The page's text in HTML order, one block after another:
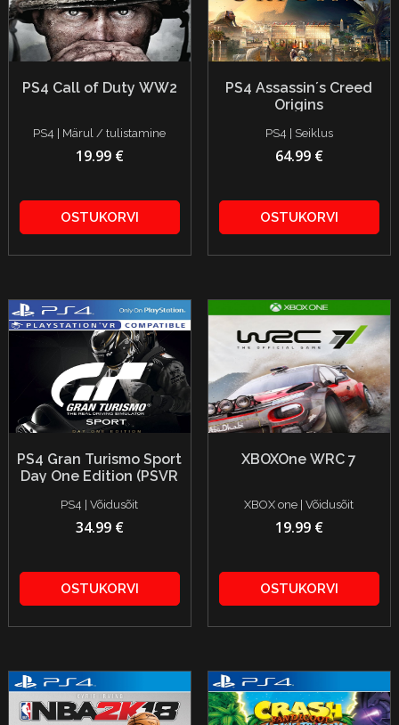
PS4 Call of Duty WW2
PS4 | Märul / tulistamine
19.99 €
OSTUKORVI
PS4 Assassin´s Creed
Origins
PS4 | Seiklus
64.99 €
OSTUKORVI
PS4 Gran Turismo Sport
Day One Edition (PSVR
PS4 | Võidusõit
34.99 €
OSTUKORVI
XBOXOne WRC 7
XBOX one | Võidusõit
19.99 €
OSTUKORVI